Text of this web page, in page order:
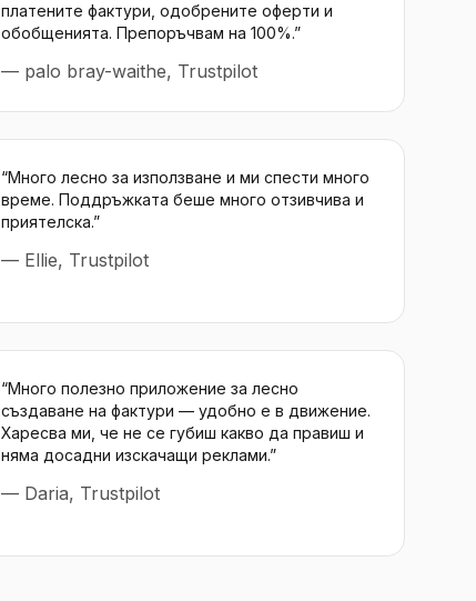
платените фактури, одобрените оферти и
обобщенията. Препоръчвам на 100%.”
— palo bray-waithe, Trustpilot
“Много лесно за използване и ми спести много
време. Поддръжката беше много отзивчива и
приятелска.”
— Ellie, Trustpilot
“Много полезно приложение за лесно
създаване на фактури — удобно е в движение.
Харесва ми, че не се губиш какво да правиш и
няма досадни изскачащи реклами.”
— Daria, Trustpilot